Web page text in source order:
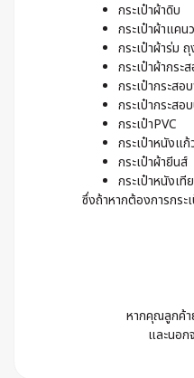
กระเป๋าผ้าดิบ
กระเป๋าผ้าแคน
กระเป๋าผ้าร่ม
กระเป๋าผ้ากระ
กระเป๋ากระส
กระเป๋ากระสอ
กระเป๋าPVC
กระเป๋าหนังแก้
กระเป๋าผ้ายีนส์
กระเป๋าหนังเที
ซึ่งถ้าหากต้องการกระ
หากคุณลูกค้า
และนอก